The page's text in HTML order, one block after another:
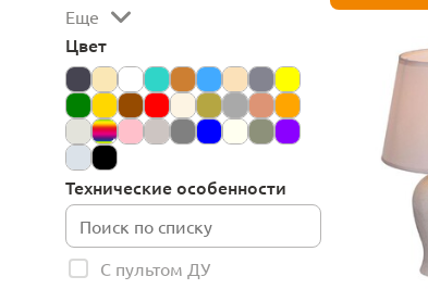
Еще
Цвет
Технические особенности
С пультом ДУ